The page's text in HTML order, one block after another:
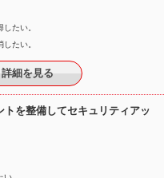
たい。
たい。
詳細を見る
を整備してセキュリティアッ